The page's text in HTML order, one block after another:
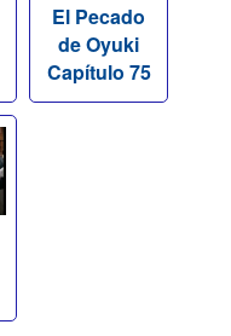
El Pecado
de Oyuki
Capítulo 75